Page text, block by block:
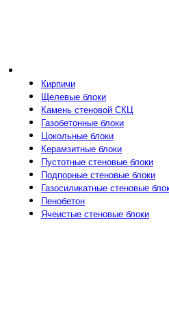
Кирпичи
Щелевые блоки
Камень стеновой СКЦ
Газобетонные блоки
Цокольные блоки
Керамзитные блоки
Пустотные стеновые блоки
Подпорные стеновые блоки
Газосиликатные стеновые
Пенобетон
Ячеистые стеновые блоки